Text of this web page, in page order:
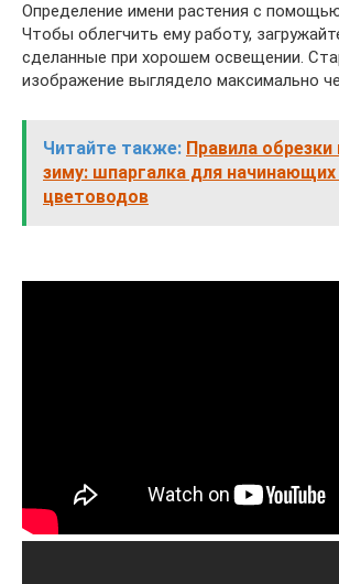
Определение имени растения с
Чтобы облегчить ему работу,
сделанные при хорошем освещении.
изображение выглядело максимально
Читайте также: Правила обрезки
зиму: шпаргалка для
цветоводов